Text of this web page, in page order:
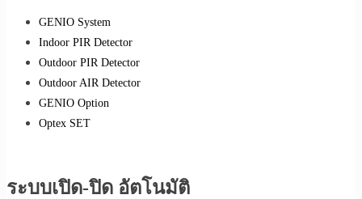
GENIO System
Indoor PIR Detector
Outdoor PIR Detector
Outdoor AIR Detector
GENIO Option
Optex SET
ระบบเปิด-ปิด อัตโนมัติ